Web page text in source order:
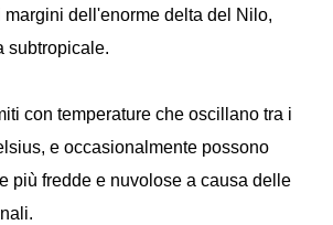
margini dell'enorme delta del Nilo,
subtropicale.
con temperature che oscillano tra i
e occasionalmente possono
più fredde e nuvolose a causa delle